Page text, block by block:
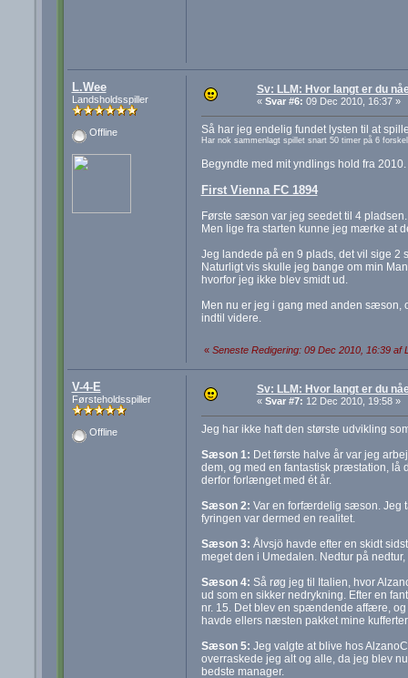
L.Wee
Landsholdsspiller
Offline
Sv: LLM: Hvor langt er du
« Svar #6: 09 Dec 2010, 16:37 »
Så har jeg endelig fundet lysten til at
Har nok sammenlagt spillet snart 50 timer på 6
Begyndte med mit yndlings hold fra 2010.
First Vienna FC 1894
Første sæson var jeg seedet til 4 pladsen.
Men lige fra starten kunne jeg mærke at
Jeg landede på en 9 plads, det vil sige 2
Naturligt vis skulle jeg bange om min
hvorfor jeg ikke blev smidt ud.
Men nu er jeg i gang med anden sæson,
indtil videre.
« Seneste Redigering: 09 Dec 2010, 16:39 af
V-4-E
Førsteholdsspiller
Offline
Sv: LLM: Hvor langt er du
« Svar #7: 12 Dec 2010, 19:58 »
Jeg har ikke haft den største udvikling
Sæson 1: Det første halve år var jeg
dem, og med en fantastisk præstation, lå
derfor forlænget med ét år.
Sæson 2: Var en forfærdelig sæson. Jeg
fyringen var dermed en realitet.
Sæson 3: Ålvsjö havde efter en skidt
meget den i Umedalen. Nedtur på
Sæson 4: Så røg jeg til Italien, hvor
ud som en sikker nedrykning. Efter en
nr. 15. Det blev en spændende affære, og
havde ellers næsten pakket mine
Sæson 5: Jeg valgte at blive hos
overraskede jeg alt og alle, da jeg blev
bedste manager.